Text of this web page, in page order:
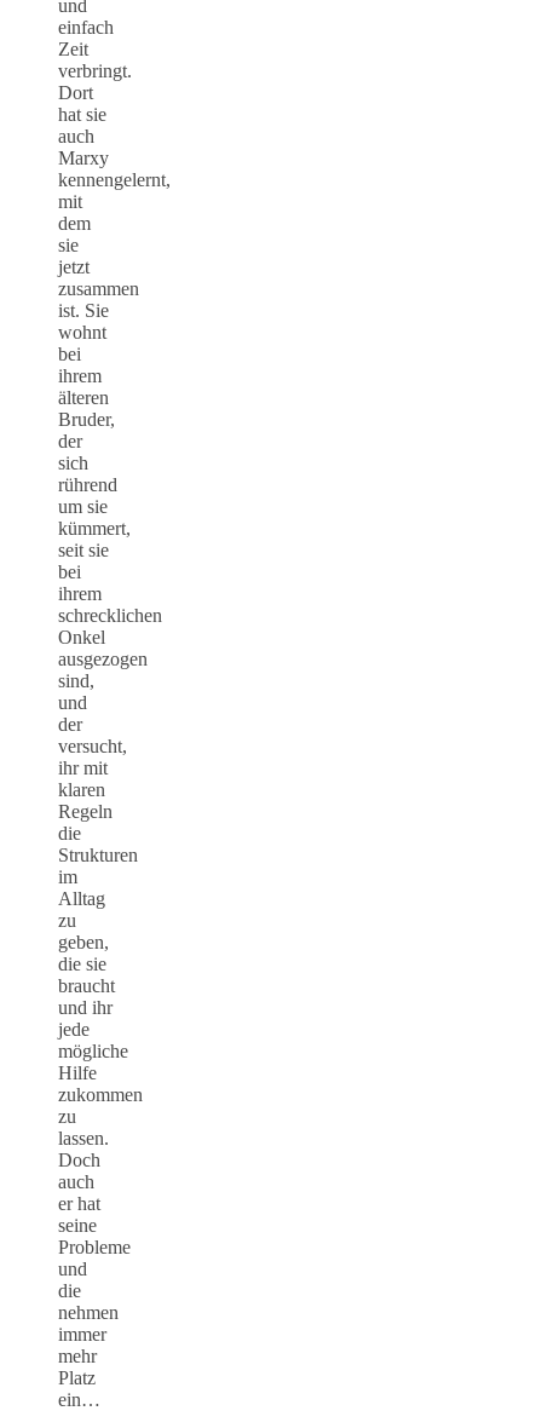
und
einfach
Zeit
verbringt.
Dort
hat sie
auch
Marxy
kennengelernt,
mit
dem
sie
jetzt
zusammen
ist. Sie
wohnt
bei
ihrem
älteren
Bruder,
der
sich
rührend
um sie
kümmert,
seit sie
bei
ihrem
schrecklichen
Onkel
ausgezogen
sind,
und
der
versucht,
ihr mit
klaren
Regeln
die
Strukturen
im
Alltag
zu
geben,
die sie
braucht
und ihr
jede
mögliche
Hilfe
zukommen
zu
lassen.
Doch
auch
er hat
seine
Probleme
und
die
nehmen
immer
mehr
Platz
ein…